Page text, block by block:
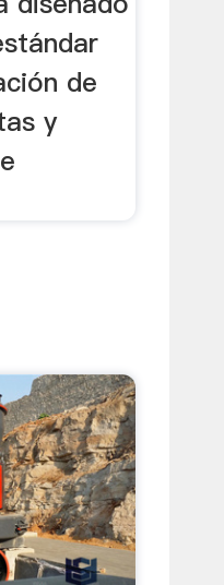
de
y